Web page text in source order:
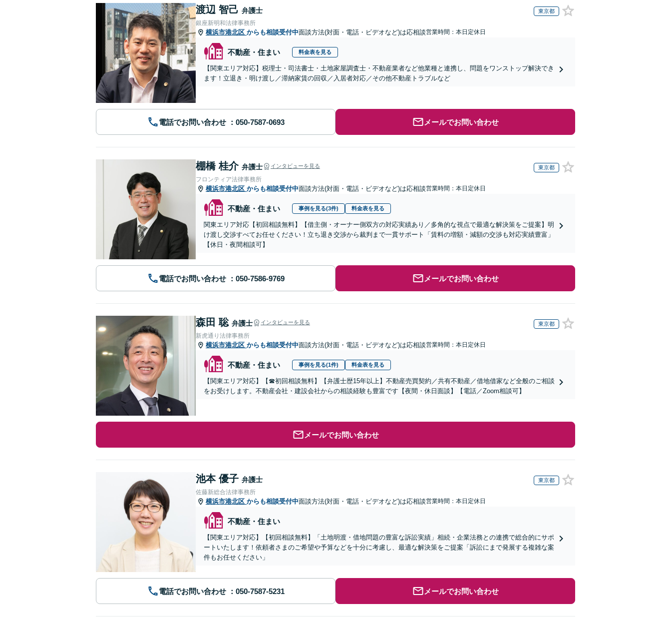
渡辺 智己 弁護士 東京都
銀座新明和法律事務所
横浜市港北区 からも相談受付中面談方法(対面・電話・ビデオなど)は応相談営業時間：本日定休日
不動産・住まい 料金表を見る
【関東エリア対応】税理士・司法書士・土地家屋調査士・不動産業者など他業種と連携し、問題をワンストップ解決でき
ます！立退き・明け渡し／滞納家賃の回収／入居者対応／その他不動産トラブルなど
電話でお問い合わせ メールでお問い合わせ
棚橋 桂介 弁護士 インタビューを見る 東京都
フロンティア法律事務所
横浜市港北区 からも相談受付中面談方法(対面・電話・ビデオなど)は応相談営業時間：本日定休日
不動産・住まい 事例を見る(3件) 料金表を見る
関東エリア対応【初回相談無料】【借主側・オーナー側双方の対応実績あり／多角的な視点で最適な解決策をご提案】明
け渡し交渉すべてお任せください！立ち退き交渉から裁判まで一貫サポート「賃料の増額・減額の交渉も対応実績豊富」
【休日・夜間相談可】
電話でお問い合わせ メールでお問い合わせ
森田 聡 弁護士 インタビューを見る 東京都
新虎通り法律事務所
横浜市港北区 からも相談受付中面談方法(対面・電話・ビデオなど)は応相談営業時間：本日定休日
不動産・住まい 事例を見る(1件) 料金表を見る
【関東エリア対応】【☎︎初回相談無料】【弁護士歴15年以上】不動産売買契約／共有不動産／借地借家など全般のご相談
をお受けします。不動産会社・建設会社からの相談経験も豊富です【夜間・休日面談】【電話／Zoom相談可】
メールでお問い合わせ
池本 優子 弁護士 東京都
佐藤新総合法律事務所
横浜市港北区 からも相談受付中面談方法(対面・電話・ビデオなど)は応相談営業時間：本日定休日
不動産・住まい
【関東エリア対応】【初回相談無料】「土地明渡・借地問題の豊富な訴訟実績」相続・企業法務との連携で総合的にサポ
ートいたします！依頼者さまのご希望や予算などを十分に考慮し、最適な解決策をご提案「訴訟にまで発展する複雑な案
件もお任せください」
電話でお問い合わせ メールでお問い合わせ